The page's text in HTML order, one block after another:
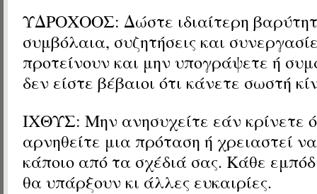
ΥΔΡΟΧΟΟΣ: Δώστε ιδιαίτερη
συμβόλαια, συζητήσεις και
προτείνουν και μην υπογράψετε ή
δεν είστε βέβαιοι ότι κάνετε σωστή
ΙΧΘΥΣ: Μην ανησυχείτε εάν κρίνετε
αρνηθείτε μια πρόταση ή χρειαστεί
κάποιο από τα σχέδιά σας. Κάθε
θα υπάρξουν κι άλλες ευκαιρίες.